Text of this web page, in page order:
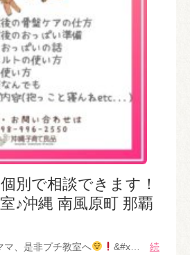
別で相談できます！
♪沖縄 南風原町 那覇
マ、是非プチ教室へ &#x… 続